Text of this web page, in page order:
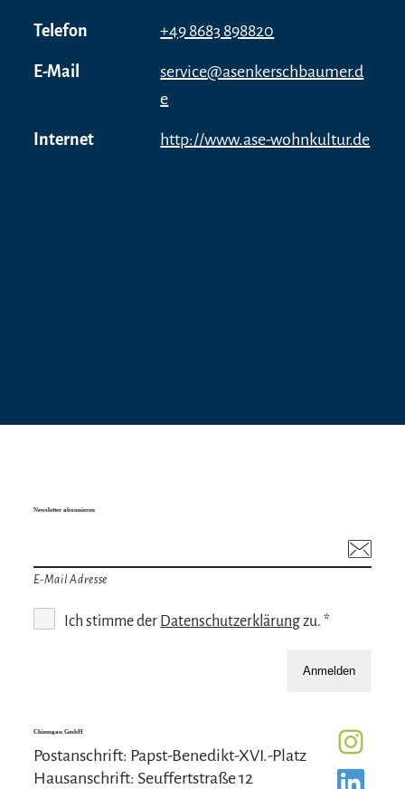
Telefon +49 8683 898820
E-Mail
service@asenkerschbaumer.d
e
Internet http://www.ase-wohnkultur.de
Newsletter abonnieren
E-Mail Adresse
Ich stimme der Datenschutzerklärungzu. *
Anmelden
Chiemgau GmbH
Postanschrift: Papst-Benedikt-XVI.-Platz
Hausanschrift: Seuffertstraße 12